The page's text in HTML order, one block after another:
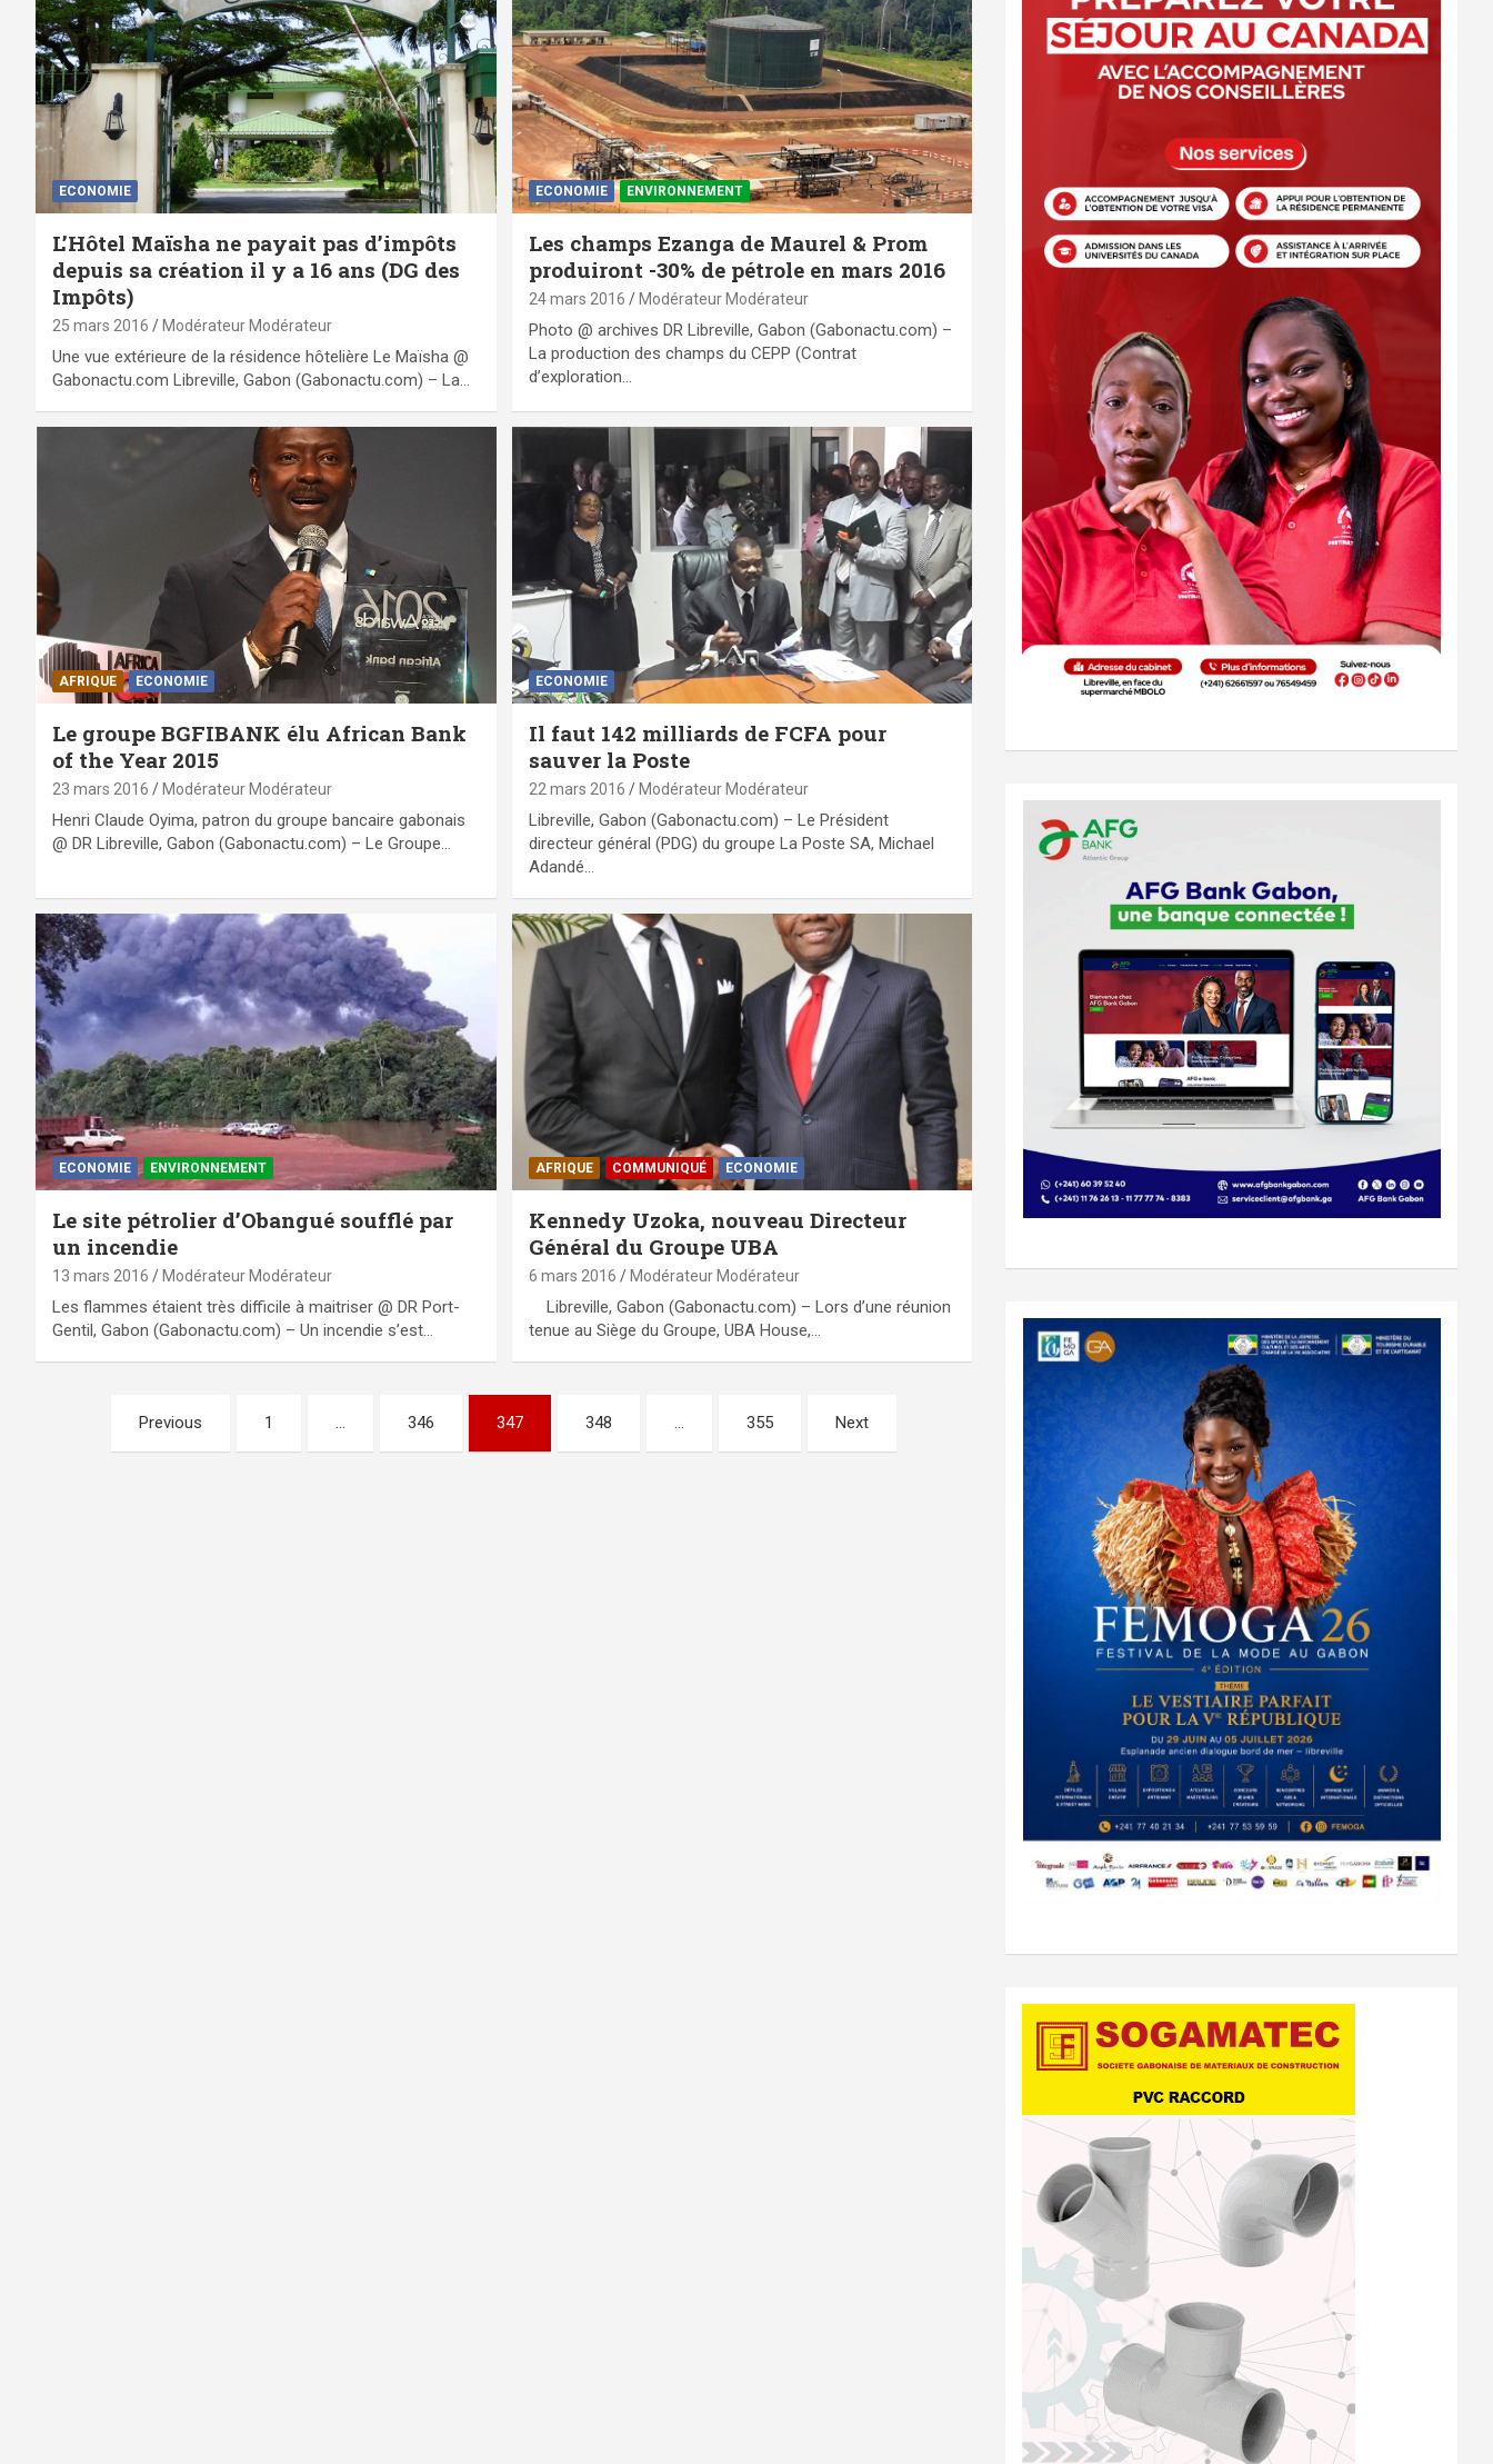
ECONOMIE
L’Hôtel Maïsha ne payait pas d’impôts
depuis sa création il y a 16 ans (DG des
Impôts)
25 mars 2016 Modérateur Modérateur
Une vue extérieure de la résidence hôtelière Le Maïsha @
Gabonactu.com Libreville, Gabon (Gabonactu.com) – La…
ECONOMIE ENVIRONNEMENT
Les champs Ezanga de Maurel & Prom
produiront -30% de pétrole en mars 2016
24 mars 2016 Modérateur Modérateur
Photo @ archives DR Libreville, Gabon (Gabonactu.com) –
La production des champs du CEPP (Contrat
d’exploration…
AFRIQUE ECONOMIE
Le groupe BGFIBANK élu African Bank
of the Year 2015
23 mars 2016 Modérateur Modérateur
Henri Claude Oyima, patron du groupe bancaire gabonais
@ DR Libreville, Gabon (Gabonactu.com) – Le Groupe…
ECONOMIE
Il faut 142 milliards de FCFA pour
sauver la Poste
22 mars 2016 Modérateur Modérateur
Libreville, Gabon (Gabonactu.com) – Le Président
directeur général (PDG) du groupe La Poste SA, Michael
Adandé…
ECONOMIE ENVIRONNEMENT
Le site pétrolier d’Obangué soufflé par
un incendie
13 mars 2016 Modérateur Modérateur
Les flammes étaient très difficile à maitriser @ DR Port-
Gentil, Gabon (Gabonactu.com) – Un incendie s’est…
AFRIQUE COMMUNIQUÉ ECONOMIE
Kennedy Uzoka, nouveau Directeur
Général du Groupe UBA
6 mars 2016 Modérateur Modérateur
Libreville, Gabon (Gabonactu.com) – Lors d’une réunion
tenue au Siège du Groupe, UBA House,…
Pagination
Previous 1 … 346 347 348 … 355 Next